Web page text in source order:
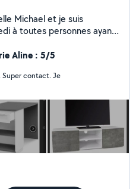
Michael et je suis
à toutes personnes ayant
sur volets
divers
par les transports en
journée à tous et à
Aline : 5/5
Super contact. Je